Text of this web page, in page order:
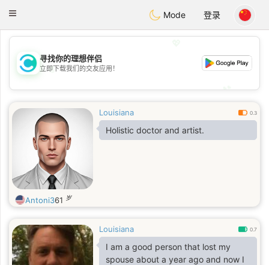
Citas
Toggle
Mode 登录
💖
💕
寻找你的理想伴侣
立即下载我们的交友应用！
Louisiana 0.3
Holistic doctor and artist.
Antoni361 岁
Louisiana 0.7
I am a good person that lost my
spouse about a year ago and now I